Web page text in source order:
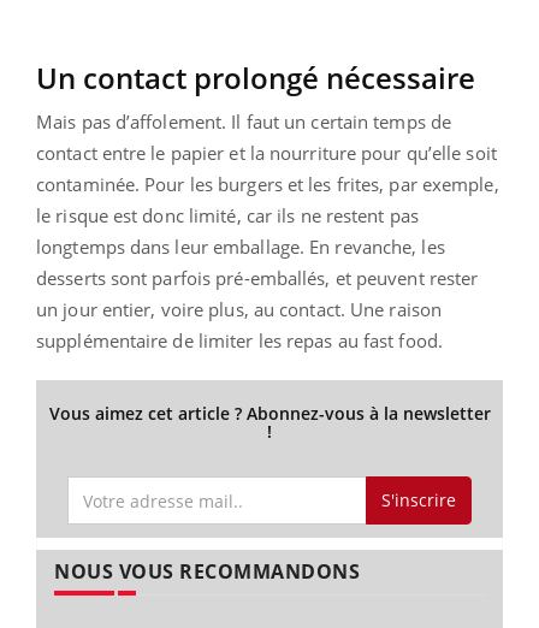
Un contact prolongé nécessaire
Mais pas d’affolement. Il faut un certain temps de
contact entre le papier et la nourriture pour qu’elle soit
contaminée. Pour les burgers et les frites, par exemple,
le risque est donc limité, car ils ne restent pas
longtemps dans leur emballage. En revanche, les
desserts sont parfois pré-emballés, et peuvent rester
un jour entier, voire plus, au contact. Une raison
supplémentaire de limiter les repas au fast food.
Vous aimez cet article ? Abonnez-vous à la newsletter
!
S'inscrire
NOUS VOUS RECOMMANDONS